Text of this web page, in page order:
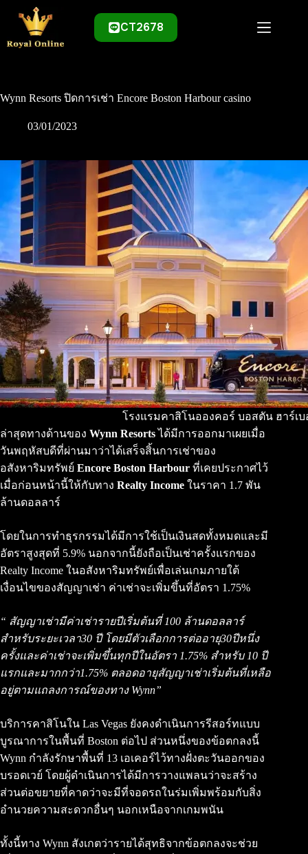
content
CT2678
Wynn Resorts ปิดการเช่า Encore Boston Harbour casino
03/01/2023
โรงแรมคาสิโนอองคอร์ บอสตัน ฮาร์เบ
ล่าสุดทางด้านของ Wynn Resortsได้มีการออกมาเผยเมื่อ
วันพฤหัสบดีที่ผ่านมาว่าได้เสร็จสิ้นการเช่าของ
อสังหาริมทรัพย์ Encore Boston Harbour ที่เคยประกาศไว้
เมื่อก่อนหน้านี้ให้กับทาง Realty Income ในราคา 1.7 พัน
ล้านดอลลาร์
โดยในการทำธุรกรรมได้มีการใช้เป็นเงินสดทั้งหมดและมี
อัตราสูงสุดที่ 5.9% นอกจากนี้ยังถือเป็นเช่าครั้งแรกของ
Realty Income ในอสังหาริมทรัพย์เพื่อเล่นเกมภายใต้
เงื่อนไขของสัญญาเช่า ค่าเช่าจะเพิ่มขึ้นที่อัตรา 1.75%
“ สัญญาเช่ามีค่าเช่ารายปีเริ่มต้นที่ 100 ล้านดอลลาร์
สำหรับระยะเวลา30 ปี โดยมีตัวเลือกการต่ออายุ30ปีหนึ่ง
ครั้งและค่าเช่าจะเพิ่มขึ้นทุกปีในอัตรา 1.75% สำหรับ 10 ปี
แรกและมากกว่า1.75% ตลอดอายุสัญญาเช่าเริ่มต้นที่เหลือ
อยู่ตามแถลงการณ์ของทาง Wynn”
บริการคาสิโนใน Las Vegas ยังคงดำเนินการรีสอร์ทแบบ
บูรณาการในพื้นที่ Boston ต่อไป ส่วนหนึ่งของข้อตกลงนี้
Wynn กำลังรักษาพื้นที่ 13 เอเคอร์ไว้ทางฝั่งตะวันออกของ
บรอดเวย์ โดยผู้ดำเนินการได้มีการวางแพลนว่าจะสร้าง
ส่วนต่อขยายที่คาดว่าจะมีที่จอดรถในร่มเพิ่มพร้อมกับสิ่ง
อำนวยความสะดวกอื่นๆ นอกเหนือจากเกมพนัน
ทั้งนี้ทาง Wynn สังเกตว่ารายได้สุทธิจากข้อตกลงจะช่วย